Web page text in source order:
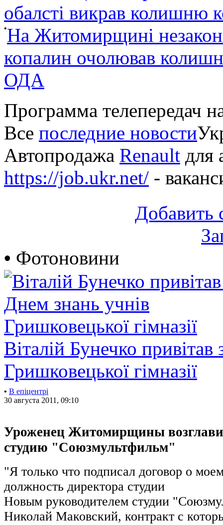
обалсті викрав колишню
•На Житомирщині
копалин очолював
ОДА
Программа телепередач
Все последние новости
Автопродажа Renault для
https://job.ukr.net/ -
Добавить
• Фотоновини
Віталій Бунечко
Гришковецької гімназії
• В епіцентрі
30 августа 2011, 09:10
Уроженец Житомирщины
студию "Союзмультфильм"
"Я только что подписал договор о
должность директора студии
Новым руководителем студии
Николай Маковский, контракт с